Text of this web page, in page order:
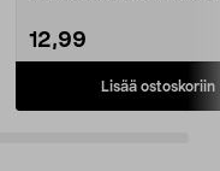
12,99
Lisää ostoskoriin